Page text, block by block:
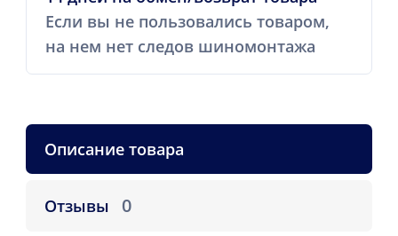
Если вы не пользовались товаром,
на нем нет следов шиномонтажа
Описание товара
Отзывы 0